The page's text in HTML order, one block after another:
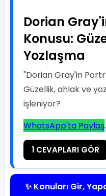
Dorian
Konusu:
Yozlaşma
"Dorian Gray'in
Güzellik, ahlak ve
işleniyor?
WhatsApp'ta Paylaş
1 CEVAPLARI GÖR
✨ Konuları Gir,